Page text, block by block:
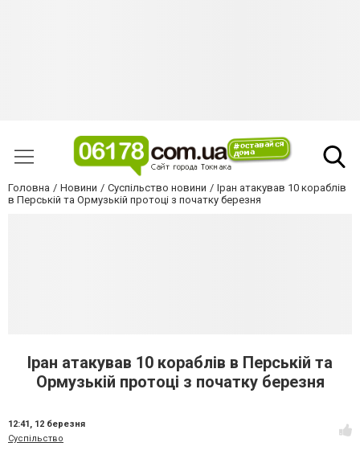
Головна Новини Суспільство новини
Іран атакував 10 кораблів
в Перській та Ормузькій протоці з початку березня
Іран атакував 10 кораблів в Перській та
Ормузькій протоці з початку березня
12:41, 12 березня
Суспільство